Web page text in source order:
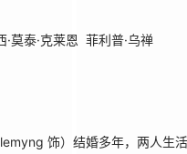
·莫泰·克莱恩 菲利普·乌禅
饰）结婚多年，两人生